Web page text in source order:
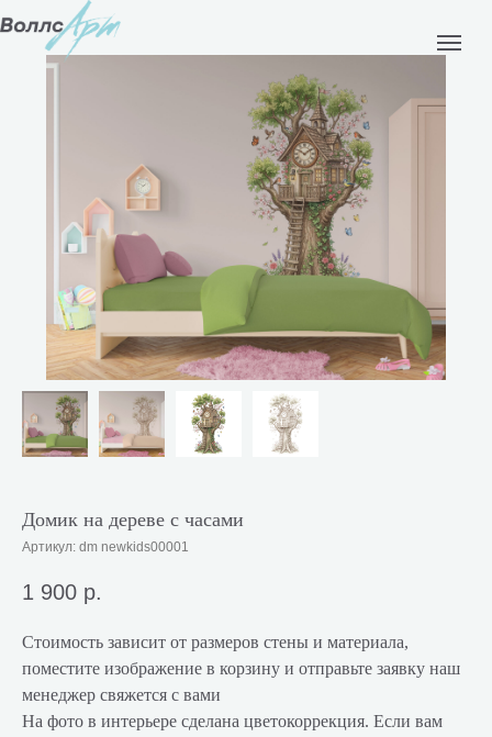
Домик на дереве с часами
Артикул: dm newkids00001
1 900 р.
Стоимость зависит от размеров стены и материала,
поместите изображение в корзину и отправьте заявку наш
менеджер свяжется с вами
На фото в интерьере сделана цветокоррекция. Если вам